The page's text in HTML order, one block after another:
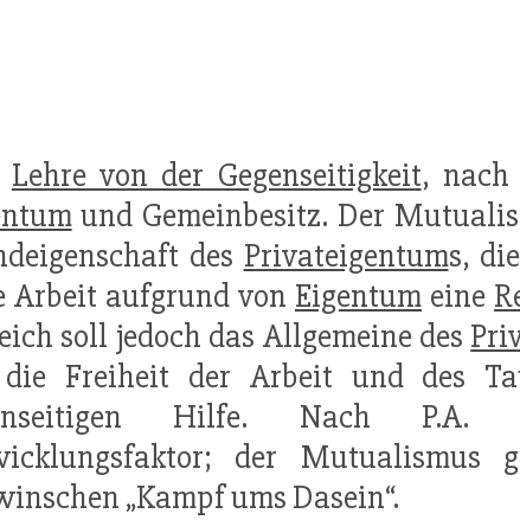
Lehre von der Gegenseitigkeit, nach
und Gemeinbesitz. Der
des Privateigentums,
Arbeit aufgrund von Eigentum eine
soll jedoch das Allgemeine des
Freiheit der Arbeit und des
Hilfe. Nach P.A.
der Mutualismus
„Kampf ums Dasein“.